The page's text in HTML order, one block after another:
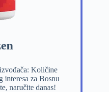
Količine
interesa za Bosnu
naručite danas!